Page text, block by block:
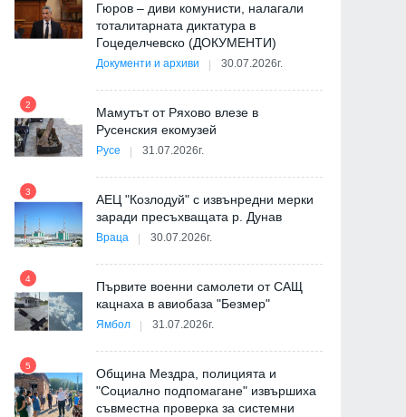
Гюров – диви комунисти, налагали
тоталитарната диктатура в
Гоцеделчевско (ДОКУМЕНТИ)
Документи и архиви 30.07.2026г.
2
Мамутът от Ряхово влезе в
Русенския екомузей
Русе 31.07.2026г.
3
АЕЦ "Козлодуй" с извънредни мерки
заради пресъхващата р. Дунав
Враца 30.07.2026г.
4
Първите военни самолети от САЩ
кацнаха в авиобаза "Безмер"
Ямбол 31.07.2026г.
5
Община Мездра, полицията и
"Социално подпомагане" извършиха
съвместна проверка за системни